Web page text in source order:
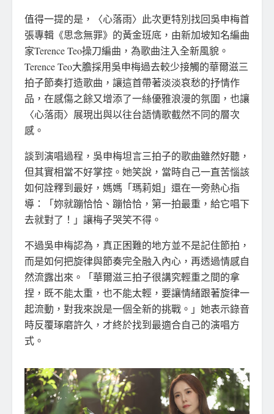
值得一提的是，〈心落雨〉此次更特別找回吳申梅首
張專輯《思念無罪》的黃金班底，由新加坡知名編曲
家Terence Teo操刀編曲，為歌曲注入全新風貌。
Terence Teo大膽採用吳申梅過去較少接觸的華爾滋三
拍子節奏打造歌曲，讓這首帶著淡淡哀愁的抒情作
品，在感傷之餘又增添了一絲優雅浪漫的氛圍，也讓
〈心落雨〉展現出與以往台語情歌截然不同的層次
感。
談到演唱過程，吳申梅坦言三拍子的歌曲雖然好聽，
但其實相當不好掌控。她笑說，當時自己一直苦惱該
如何詮釋到最好，媽媽「瑪莉姐」還在一旁熱心指
導：「妳就蹦恰恰、蹦恰恰，第一拍最重，給它唱下
去就對了！」讓梅子哭笑不得。
不過吳申梅認為，真正困難的地方並不是記住節拍，
而是如何把旋律與節奏完全融入內心，再透過情感自
然流露出來。「華爾滋三拍子很講究輕重之間的拿
捏，既不能太重，也不能太輕，要讓情緒跟著旋律一
起流動，對我來說是一個全新的挑戰。」她表示錄音
時反覆琢磨許久，才終於找到最適合自己的演唱方
式。